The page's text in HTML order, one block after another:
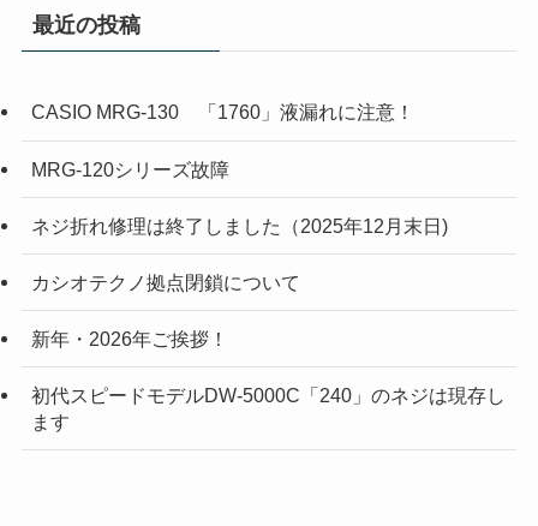
最近の投稿
CASIO MRG-130 「1760」液漏れに注意！
MRG-120シリーズ故障
ネジ折れ修理は終了しました（2025年12月末日)
カシオテクノ拠点閉鎖について
新年・2026年ご挨拶！
初代スピードモデルDW-5000C「240」のネジは現存し
ます